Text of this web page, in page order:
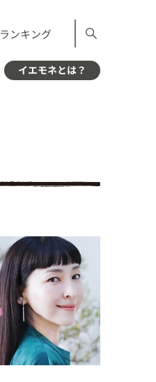
ランキング
イエモネとは？